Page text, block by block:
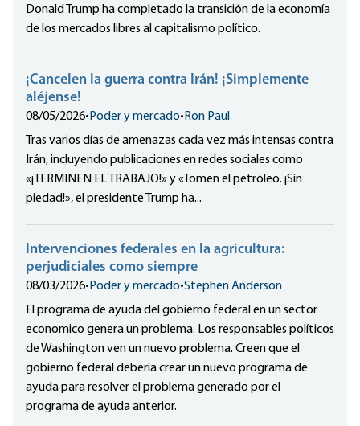
Donald Trump ha completado la transición de la economía
de los mercados libres al capitalismo político.
¡Cancelen la guerra contra Irán! ¡Simplemente
aléjense!
08/05/2026• Poder y mercado• Ron Paul
Tras varios días de amenazas cada vez más intensas contra
Irán, incluyendo publicaciones en redes sociales como
«¡TERMINEN EL TRABAJO!» y «Tomen el petróleo. ¡Sin
piedad!», el presidente Trump ha...
Intervenciones federales en la agricultura:
perjudiciales como siempre
08/03/2026• Poder y mercado•Stephen Anderson
El programa de ayuda del gobierno federal en un sector
economico genera un problema. Los responsables políticos
de Washington ven un nuevo problema. Creen que el
gobierno federal debería crear un nuevo programa de
ayuda para resolver el problema generado por el
programa de ayuda anterior.